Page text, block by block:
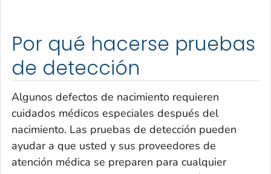
Por qué hacerse pruebas
de detección
Algunos defectos de nacimiento requieren
cuidados médicos especiales después del
nacimiento. Las pruebas de detección pueden
ayudar a que usted y sus proveedores de
atención médica se preparen para cualquier